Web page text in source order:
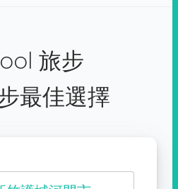
旅步
最佳選擇